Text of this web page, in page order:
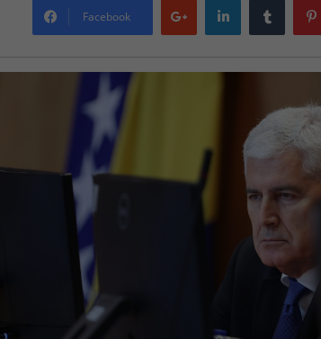
Facebook
Google
plus
LinkedIn Tumblr